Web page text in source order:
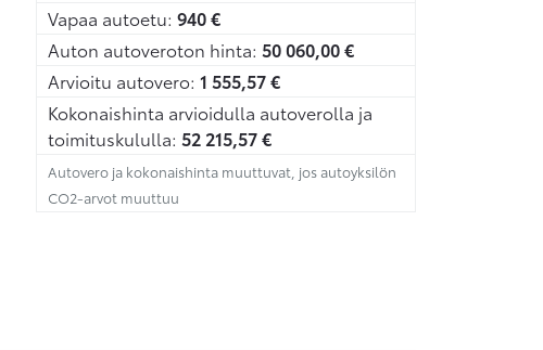
Vapaa autoetu: 940€
Auton autoveroton hinta: 50 060,00€
Arvioitu autovero: 1 555,57€
Kokonaishinta arvioidulla autoverolla ja
toimituskululla: 52 215,57€
Autovero ja kokonaishinta muuttuvat, jos autoyksilön
CO2-arvot muuttuu